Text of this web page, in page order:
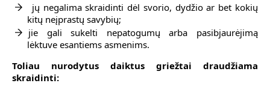
jų negalima skraidinti dėl svorio, dydžio ar bet kokių
kitų neįprastų savybių;
jie gali sukelti nepatogumų arba pasibjaurėjimą
lėktuve esantiems asmenims.
Toliau nurodytus daiktus griežtai draudžiama
skraidinti: